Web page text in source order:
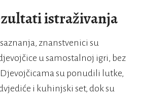
istraživanja
znanstvenici su
u samostalnoj igri, bez
su ponudili lutke,
i kuhinjski set, dok su